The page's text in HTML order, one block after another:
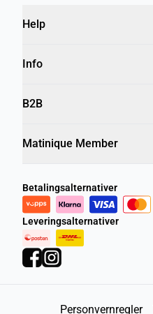
Help
Info
B2B
Matinique Member
Betalingsalternativer
Leveringsalternativer
Personvernregler